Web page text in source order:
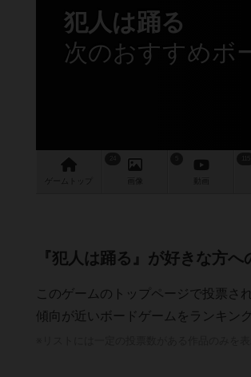
犯人は踊る
次のおすすめボ
ゲーム 画像
『犯人は踊る』が好きな方へ
このゲームのトップページで投票さ
傾向が近いボードゲームをランキン